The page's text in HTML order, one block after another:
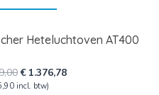
Heteluchtoven AT400
Oorspronkelijke
prijs
€ 1.376,78Huidige
incl. btw)